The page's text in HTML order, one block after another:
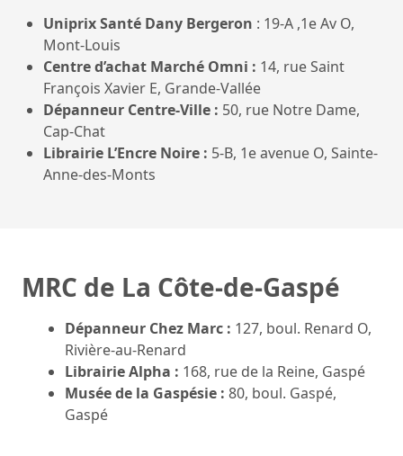
Uniprix Santé Dany Bergeron : 19-A ,1e Av O,
Mont-Louis
Centre d’achat Marché Omni : 14, rue Saint
François Xavier E, Grande-Vallée
Dépanneur Centre-Ville : 50, rue Notre Dame,
Cap-Chat
Librairie L’Encre Noire : 5-B, 1e avenue O, Sainte-
Anne-des-Monts
MRC de La Côte-de-Gaspé
Dépanneur Chez Marc : 127, boul. Renard O,
Rivière-au-Renard
Librairie Alpha : 168, rue de la Reine, Gaspé
Musée de la Gaspésie : 80, boul. Gaspé,
Gaspé